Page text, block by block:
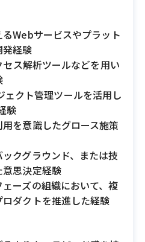
Webサービスやプラット
発経験
ス解析ツールなどを用い
クト管理ツールを活用し
験
を意識したグロース施策
クグラウンド、または技
思決定経験
ーズの組織において、複
ダクトを推進した経験